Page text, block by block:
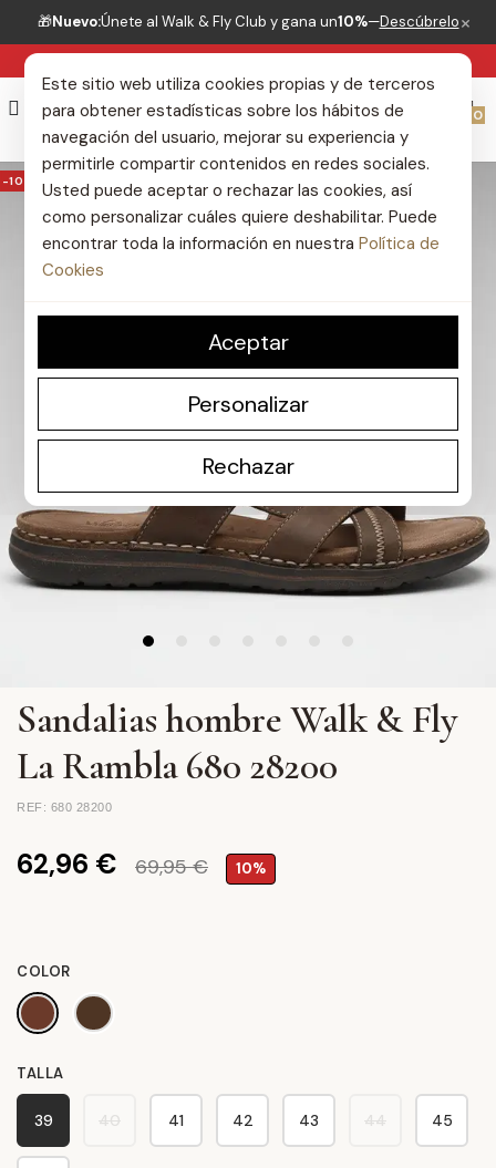
🎁Nuevo:Únete al Walk & Fly Club y gana un10%—Descúbrelo×
0
Este sitio web utiliza cookies propias y de terceros
para obtener estadísticas sobre los hábitos de
navegación del usuario, mejorar su experiencia y
permitirle compartir contenidos en redes sociales.
Usted puede aceptar o rechazar las cookies, así
como personalizar cuáles quiere deshabilitar. Puede
encontrar toda la información en nuestra Política de
Cookies
Rechazar
Personalizar
Aceptar
-10%
-10%
Sandalias hombre Walk & Fly
La Rambla 680 28200
REF: 680 28200
62,96 € 69,95 € 10%
COLOR
MARRÓN OSCURO
T.MORO/T.MORO
TALLA
39 40 41 42 43 44 45